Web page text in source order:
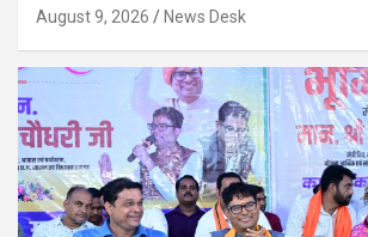
August 9, 2026 News Desk